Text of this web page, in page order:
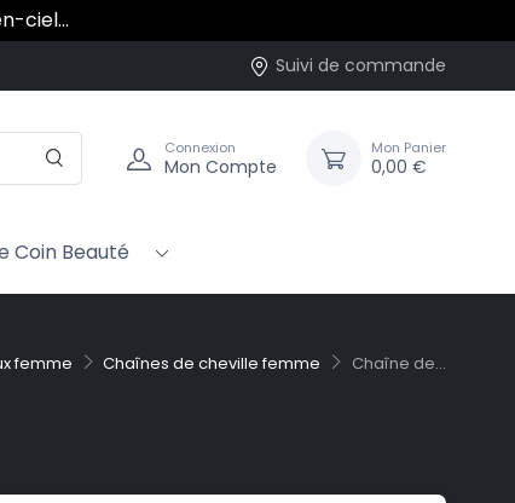
ciel…
Suivi de commande
Connexion
Mon Compte
Mon Panier
0,00 €
Coin Beauté
femme Chaînes de cheville femme Chaîne de...